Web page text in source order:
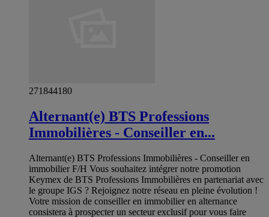
271844180
Alternant(e) BTS Professions
Immobilières - Conseiller en...
Alternant(e) BTS Professions Immobilières - Conseiller en
immobilier F/H Vous souhaitez intégrer notre promotion
Keymex de BTS Professions Immobilières en partenariat avec
le groupe IGS ? Rejoignez notre réseau en pleine évolution !
Votre mission de conseiller en immobilier en alternance
consistera à prospecter un secteur exclusif pour vous faire